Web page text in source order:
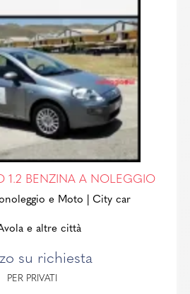
1.2 BENZINA A NOLEGGIO
e Moto | City car
e altre città
su richiesta
PER PRIVATI